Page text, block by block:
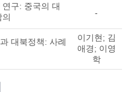
구: 중국의 대
-
대북정책: 사례
이기현; 김
애경; 이영
학